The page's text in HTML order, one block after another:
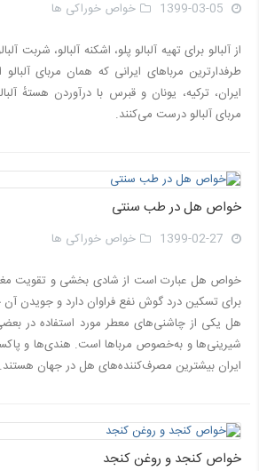
خواص خوراکی ها
از آلبالو برای تهیه آلبالو پلو، اشکنه آلبالو، شربت
طرفدارترین مرباهای ایرانی که همان مربای
ایران، ترکیه، یونان و قبرس با درآوردن هستهٔ
مربای آلبالو درست می‌کنند.
خواص هل در طب سنتی
خواص خوراکی ها
خواص هل عبارت است از شادی بخشی و تقویت
برای تسکین درد گوش نفع فراوان دارد و جویدن
هل یکی از چاشنی‌های معطر مورد استفاده در بعضی
شیرینی‌ها و به‌خصوص مرباها است. هندی‌ها و
ایران بیشترین مصرف‌کننده‌های هل در جهان هستند.
خواص کنجد و روغن کنجد